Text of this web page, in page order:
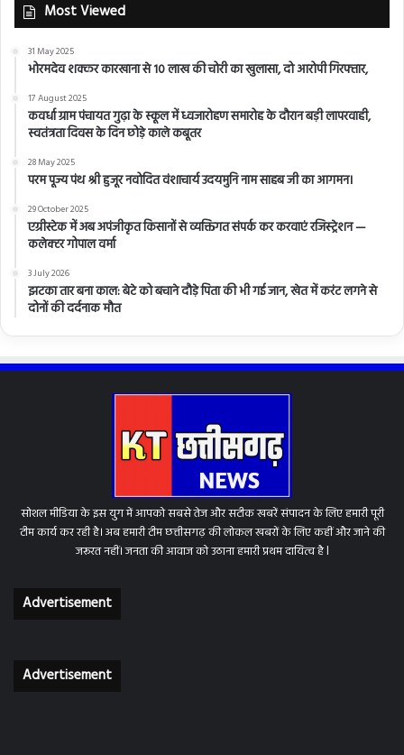
Most Viewed
31 May 2025
भोरमदेव शक्कर कारखाना से 10 लाख की चोरी का खुलासा, दो आरोपी गिरफ्तार,
17 August 2025
कवर्धा ग्राम पंचायत गुढ़ा के स्कूल में ध्वजारोहण समारोह के दौरान बड़ी लापरवाही,
स्वतंत्रता दिवस के दिन छोड़े काले कबूतर
28 May 2025
परम पूज्य पंथ श्री हुजूर नवोदित वंशाचार्य उदयमुनि नाम साहब जी का आगमन।
29 October 2025
एग्रीस्टेक में अब अपंजीकृत किसानों से व्यक्तिगत संपर्क कर करवाएं रजिस्ट्रेशन —
कलेक्टर गोपाल वर्मा
3 July 2026
झटका तार बना काल: बेटे को बचाने दौड़े पिता की भी गई जान, खेत में करंट लगने से
दोनों की दर्दनाक मौत
सोशल मीडिया के इस युग में आपको सबसे तेज और सटीक खबरें संपादन के लिए हमारी पूरी
टीम कार्य कर रही है। अब हमारी टीम छत्तीसगढ़ की लोकल खबरों के लिए कहीं और जाने की
जरूरत नहीं। जनता की आवाज को उठाना हमारी प्रथम दायित्व है l
Advertisement
Advertisement